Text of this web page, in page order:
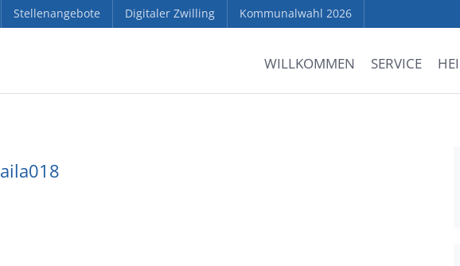
Stellenangebote Digitaler Zwilling Kommunalwahl 2026
WILLKOMMEN SERVICE